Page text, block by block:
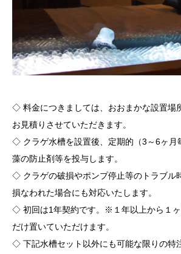
◇ 料金につきましては、おおまかな設置場
お見積りさせていただきます。
◇ クラゲ水槽を設置後、定期的（3～6ヶ月
藻の防止剤等を投与します。
◇ クラゲの破損やポンプ停止等のトラブル
損なわれた場合にも対応いたします。
◇ 初回は1年契約です。
※１年以上から１
だけ置いていただけます。
◇ 下記水槽セット以外にも可能な限りの特